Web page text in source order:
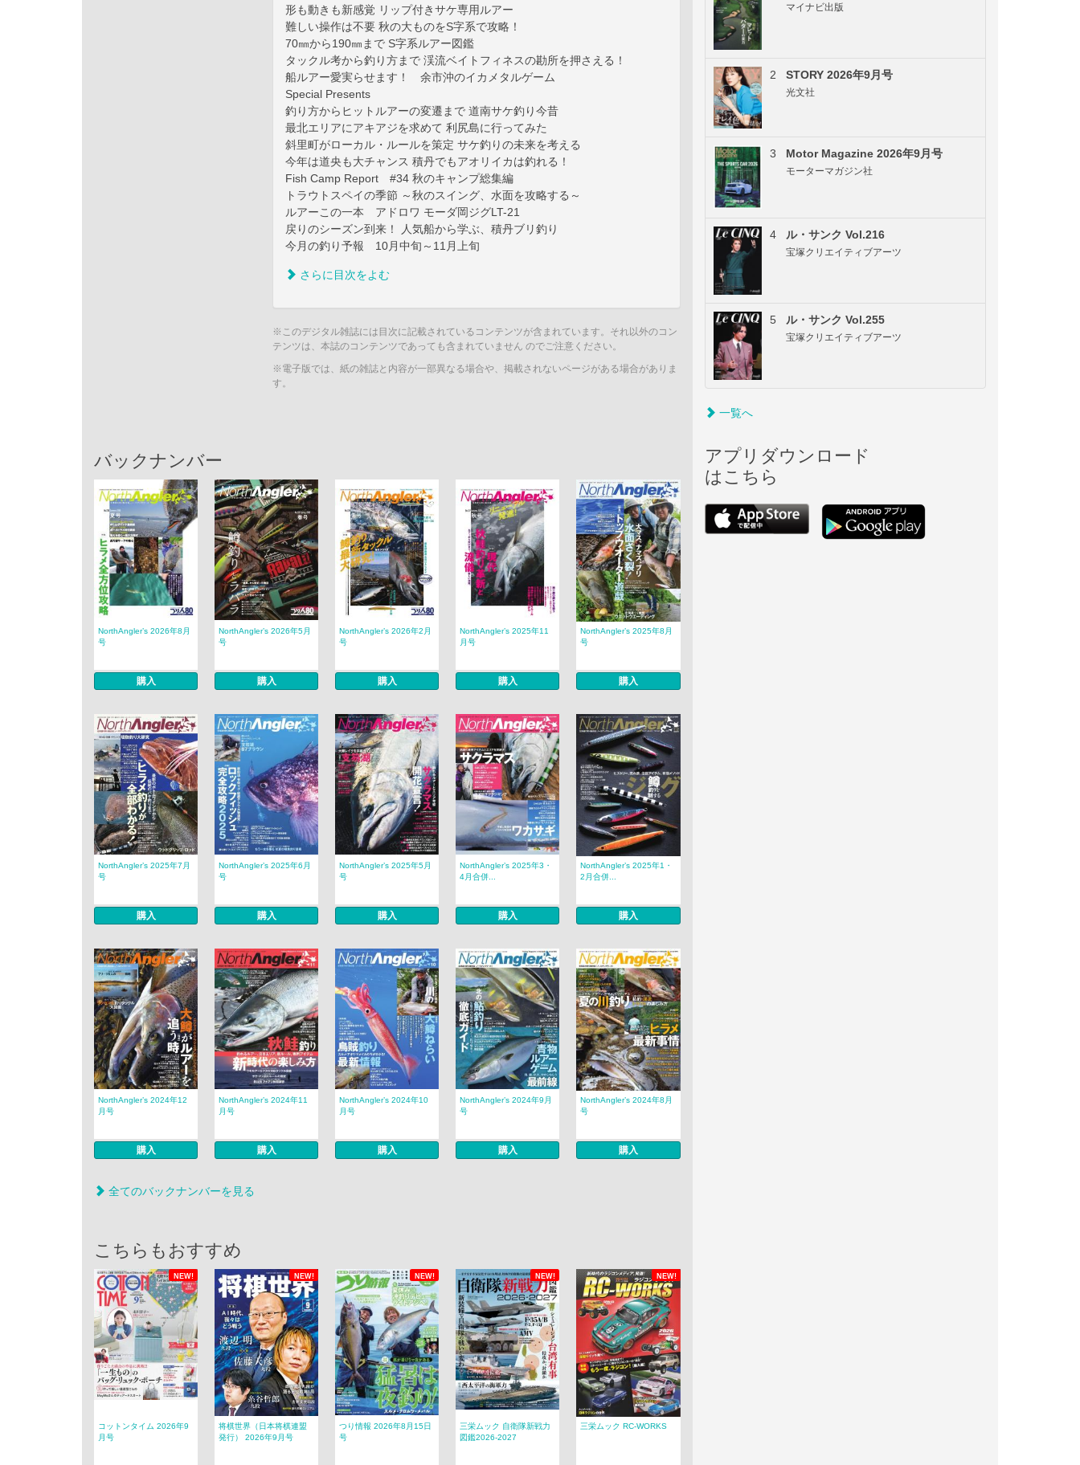
形も動きも新感覚 リップ付きサケ専用ルアー
難しい操作は不要 秋の大ものをS字系で攻略！
70㎜から190㎜まで S字系ルアー図鑑
タックル考から釣り方まで 渓流ベイトフィネスの勘所を押さえる！
船ルアー愛実らせます！ 余市沖のイカメタルゲーム
Special Presents
釣り方からヒットルアーの変遷まで 道南サケ釣り今昔
最北エリアにアキアジを求めて 利尻島に行ってみた
斜里町がローカル・ルールを策定 サケ釣りの未来を考える
今年は道央も大チャンス 積丹でもアオリイカは釣れる！
Fish Camp Report #34 秋のキャンプ総集編
トラウトスペイの季節 ～秋のスイング、水面を攻略する～
ルアーこの一本 アドロワ モーダ岡ジグLT-21
戻りのシーズン到来！ 人気船から学ぶ、積丹ブリ釣り
今月の釣り予報 10月中旬～11月上旬
さらに目次をよむ
※このデジタル雑誌には目次に記載されているコンテンツが含まれています。それ以外のコン
テンツは、本誌のコンテンツであっても含まれていません のでご注意ください。
※電子版では、紙の雑誌と内容が一部異なる場合や、掲載されないページがある場合がありま
す。
バックナンバー
NorthAngler’s 2026年8月
号
購入
NorthAngler’s 2026年5月
号
購入
NorthAngler’s 2026年2月
号
購入
NorthAngler’s 2025年11
月号
購入
NorthAngler’s 2025年8月
号
購入
NorthAngler’s 2025年7月
号
購入
NorthAngler’s 2025年6月
号
購入
NorthAngler’s 2025年5月
号
購入
NorthAngler’s 2025年3・
4月合併...
購入
NorthAngler’s 2025年1・
2月合併...
購入
NorthAngler’s 2024年12
月号
購入
NorthAngler’s 2024年11
月号
購入
NorthAngler’s 2024年10
月号
購入
NorthAngler’s 2024年9月
号
購入
NorthAngler’s 2024年8月
号
購入
全てのバックナンバーを見る
こちらもおすすめ
NEW! NEW! NEW! NEW! NEW!
コットンタイム 2026年9
月号
将棋世界（日本将棋連盟
発行） 2026年9月号
つり情報 2026年8月15日
号
三栄ムック 自衛隊新戦力
図鑑2026-2027
三栄ムック RC-WORKS
マイナビ出版
2 STORY 2026年9月号
光文社
3 Motor Magazine 2026年9月号
モーターマガジン社
4 ル・サンク Vol.216
宝塚クリエイティブアーツ
5 ル・サンク Vol.255
宝塚クリエイティブアーツ
一覧へ
アプリダウンロード
はこちら